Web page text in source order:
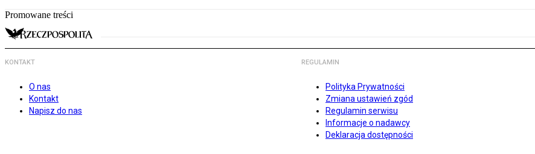
Promowane treści
KONTAKT
O nas
Kontakt
Napisz do nas
REGULAMIN
Polityka Prywatności
Zmiana ustawień zgód
Regulamin serwisu
Informacje o nadawcy
Deklaracja dostępności